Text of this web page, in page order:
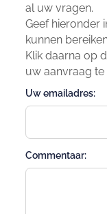
al uw vragen.
Geef hieronder
kunnen
Klik daarna op
uw aanvraag te
Uw emailadres:
Commentaar: